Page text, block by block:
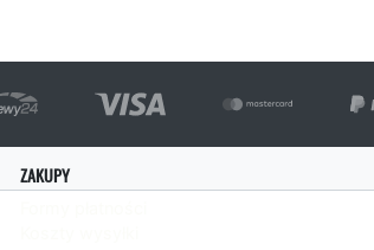
ZAKUPY